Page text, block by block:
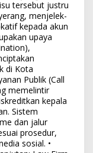
tersebut justru
menjelek-
kepada akun
upaya
di Kota
Publik (Call
memelintir
kepala
Sistem
dan jalur
prosedur,
sosial. •